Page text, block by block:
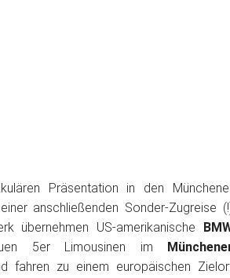
Präsentation in den
anschließenden Sonder-Zugreise
übernehmen US-amerikanische
5er Limousinen im
fahren zu einem europäischen